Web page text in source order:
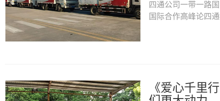
四通公司一带一路
国际合作高峰论四
《爱心千里